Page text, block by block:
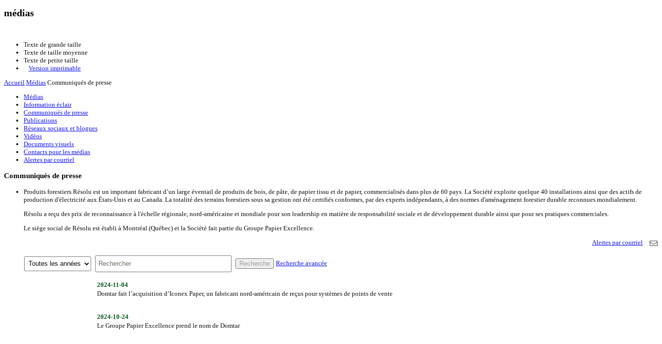
médias
Texte de grande taille
Texte de taille moyenne
Texte de petite taille
Version imprimable
Accueil Médias Communiqués de presse
Médias
Information éclair
Communiqués de presse
Publications
Réseaux sociaux et blogues
Vidéos
Documents visuels
Contacts pour les médias
Alertes par courriel
Communiqués de presse
Produits forestiers Résolu est un important fabricant d’un large éventail de produits de bois, de pâte, de papier tissu et de papier, commercialisés dans plus de 60 pays. La Société exploite quelque 40 installations ainsi que des actifs de
production d'électricité aux États-Unis et au Canada. La totalité des terrains forestiers sous sa gestion ont été certifiés conformes, par des experts indépendants, à des normes d'aménagement forestier durable reconnues mondialement.
Résolu a reçu des prix de reconnaissance à l'échelle régionale, nord-américaine et mondiale pour son leadership en matière de responsabilité sociale et de développement durable ainsi que pour ses pratiques commerciales.
Le siège social de Résolu est établi à Montréal (Québec) et la Société fait partie du Groupe Papier Excellence.
Alertes par courriel
Année
Mots
clé
Recherche Recherche avancée
2024-11-04
Domtar fait l’acquisition d’Iconex Paper, un fabricant nord-américain de reçus pour systèmes de points de vente
2024-10-24
Le Groupe Papier Excellence prend le nom de Domtar